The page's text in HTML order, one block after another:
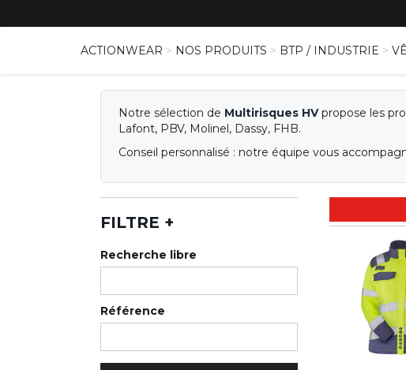
ACTIONWEAR > NOS PRODUITS > BTP / INDUSTRIE >
Notre sélection de Multirisques HVpropose les
Lafont, PBV, Molinel, Dassy, FHB.
Conseil personnalisé : notre équipe vous
FILTRE +
Recherche libre
Référence